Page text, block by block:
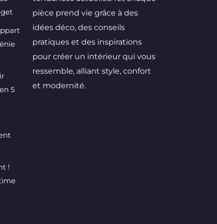
5
!
pièce prend vie grâce à des
idées déco, des conseils
pratiques et des inspirations
pour créer un intérieur qui vous
ressemble, alliant style, confort
et modernité.